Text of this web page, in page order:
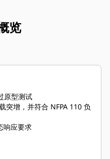
览
原型测试
突增，并符合 NFPA 110 负
响应要求